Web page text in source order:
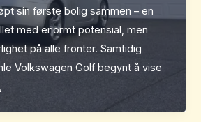
sin første bolig sammen – en
med enormt potensial, men
på alle fronter. Samtidig
Volkswagen Golf begynt å vise